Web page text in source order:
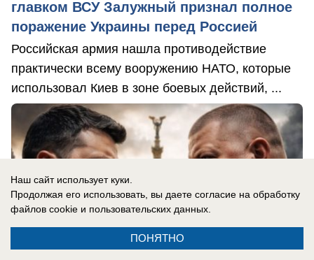
главком ВСУ Залужный признал полное
поражение Украины перед Россией
Российская армия нашла противодействие
практически всему вооружению НАТО, которые
использовал Киев в зоне боевых действий, ...
Наш сайт использует куки.
Продолжая его использовать, вы даете согласие на обработку
файлов cookie и пользовательских данных.
ПОНЯТНО